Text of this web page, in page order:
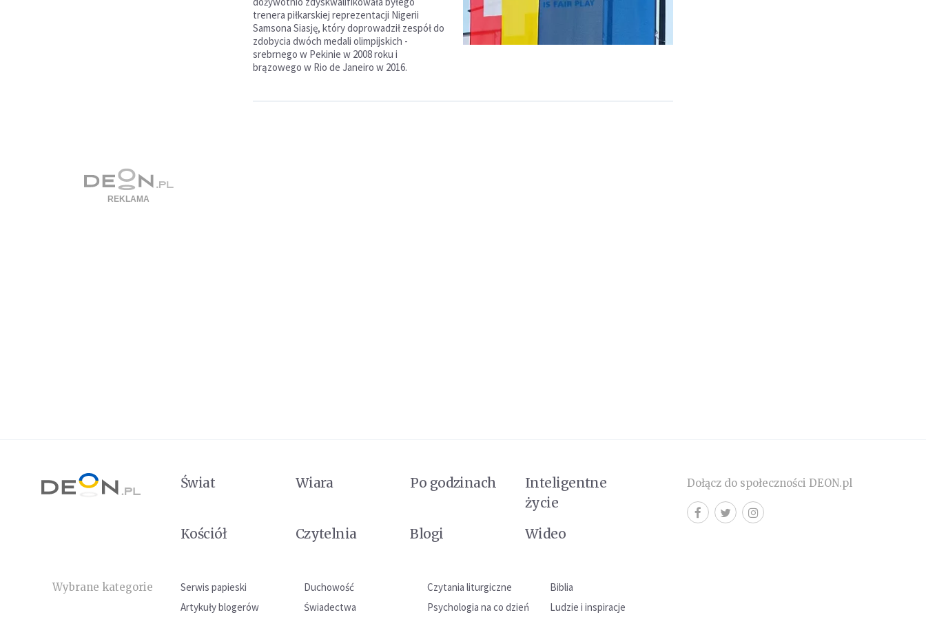
trenera piłkarskiej reprezentacji Nigerii
Samsona Siasję, który doprowadził zespół do
zdobycia dwóch medali olimpijskich -
srebrnego w Pekinie w 2008 roku i
brązowego w Rio de Janeiro w 2016.
Świat Wiara Po godzinach
Inteligentne
życie
Kościół
Czytelnia Blogi Wideo
Wybrane kategorie Serwis papieski Duchowość Czytania liturgiczne
Biblia
Artykuły blogerów
Świadectwa Psychologia na co dzień Ludzie i inspiracje
Dołącz do społeczności DEON.pl